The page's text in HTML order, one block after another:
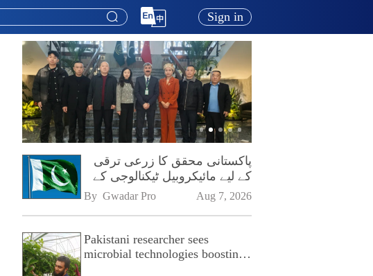
Sign in
پاکستانی محقق کا زرعی ترقی
کے لیے مائیکروبیل ٹیکنالوجی کے
فروغ پر زور
By Gwadar Pro Aug 7, 2026
Pakistani researcher sees
microbial technologies boosting